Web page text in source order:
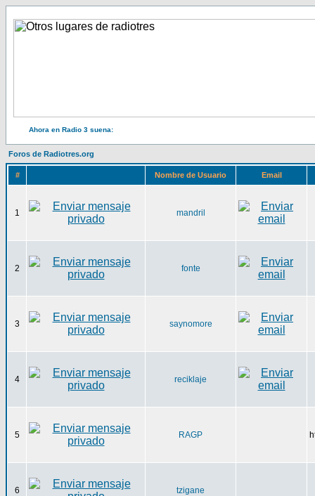
Ahora en Radio 3 suena:
Foros de Radiotres.org
# Nombre de Usuario Email
1 mandril
2 fonte
3 saynomore
4 reciklaje
5 RAGP
6 tzigane